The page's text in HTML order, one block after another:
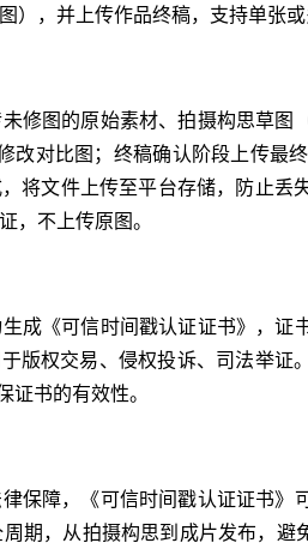
，并上传作品终稿，支持单张或
修图的原始素材、拍摄构思草图
改对比图；终稿确认阶段上传最
将文件上传至平台存储，防止丢
，不上传原图。
成《可信时间戳认证证书》，证
版权交易、侵权投诉、司法举证
证书的有效性。
保障，《可信时间戳认证证书》
期，从拍摄构思到成片发布，避